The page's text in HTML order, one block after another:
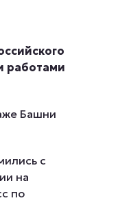
работами
Башни
с
на
по